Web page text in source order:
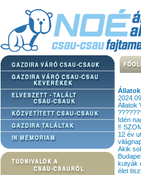
Állatok
Állatok
Idén
‼️
12 év
Akik
kutyák
élet